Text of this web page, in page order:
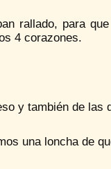
rallado, para
4 corazones.
y también de las
una loncha de